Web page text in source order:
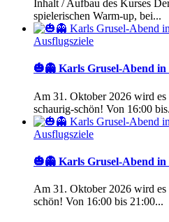
Inhalt / Aufbau des Kurses
spielerischen Warm-up, bei...
Ausflugsziele
🎃👻 Karls Grusel-Abend in
Am 31. Oktober 2026 wird
schaurig-schön! Von 16:00
Ausflugsziele
🎃👻 Karls Grusel-Abend in
Am 31. Oktober 2026 wird
schön! Von 16:00 bis 21:00...